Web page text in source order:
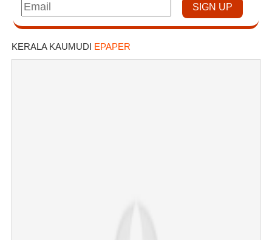
KERALA KAUMUDI EPAPER